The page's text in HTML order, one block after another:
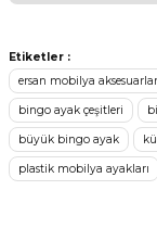
konularda yetersiz
tarafımıza
Görüş ve
Ürün resmi
Ürün
Etiketler :
ersan mobilya
bingo ayak çeşitleri
büyük bingo ayak
plastik mobilya ayakları